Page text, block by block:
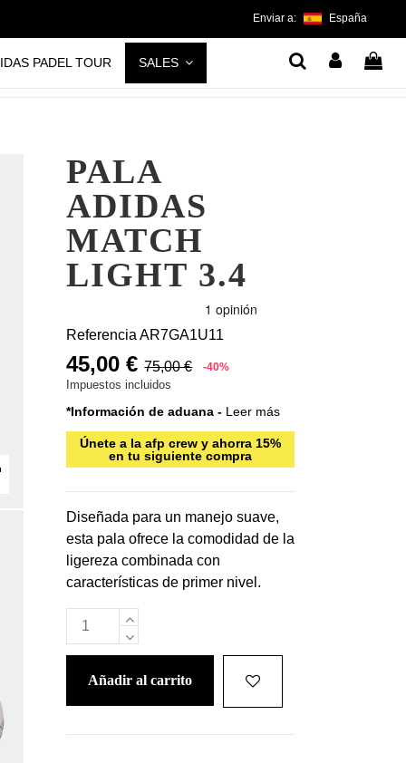
Enviar a: España
PADEL TOUR SALES
PALA
ADIDAS
MATCH
LIGHT 3.4
Referencia AR7GA1U11
45,00 € 75,00 € -40%
Impuestos incluidos
*Información de aduana - Leer más
Únete a la afp crew y ahorra 15%
en tu siguiente compra
Diseñada para un manejo suave,
esta pala ofrece la comodidad de la
ligereza combinada con
características de primer nivel.
añadir al carrito